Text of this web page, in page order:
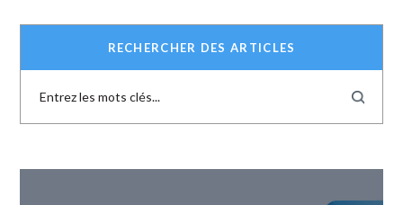
RECHERCHER DES ARTICLES